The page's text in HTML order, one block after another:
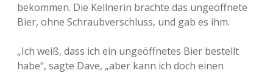
bekommen. Die Kellnerin brachte das ungeöffnete
Bier, ohne Schraubverschluss, und gab es ihm.
„Ich weiß, dass ich ein ungeöffnetes Bier bestellt
habe“, sagte Dave, „aber kann ich doch einen